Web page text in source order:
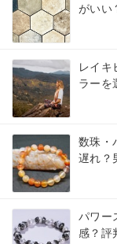
がいい
レイキ
ラーを
数珠・
遅れ？
パワー
感？評